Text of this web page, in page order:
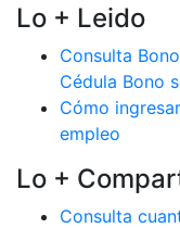
Lo + Leido
Consulta
Cédula Bono
Cómo
empleo
Lo +
Consulta